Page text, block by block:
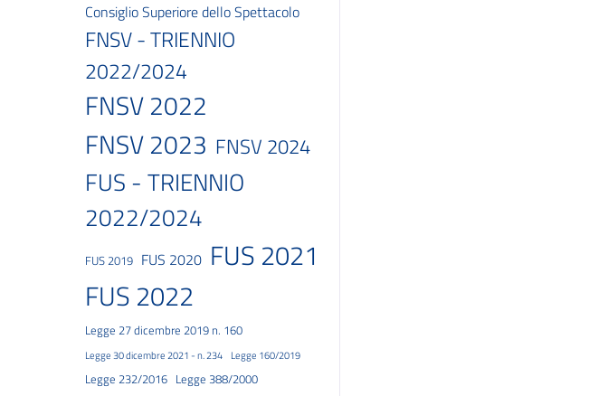
Consiglio Superiore dello Spettacolo
FNSV - TRIENNIO
2022/2024
FNSV 2022
FNSV 2023 FNSV 2024
FUS - TRIENNIO
2022/2024
FUS 2019 FUS 2020 FUS 2021
FUS 2022
Legge 27 dicembre 2019 n. 160
Legge 30 dicembre 2021 - n. 234 Legge 160/2019
Legge 232/2016 Legge 388/2000